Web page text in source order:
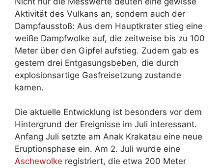
Aktivität des Vulkans an, sondern auch der
Dampfausstoß: Aus dem Hauptkrater stieg eine
weiße Dampfwolke auf, die zeitweise bis zu 100
Meter über den Gipfel aufstieg. Zudem gab es
gestern drei Entgasungsbeben, die durch
explosionsartige Gasfreisetzung zustande
kamen.
Die aktuelle Entwicklung ist besonders vor dem
Hintergrund der Ereignisse im Juli interessant.
Anfang Juli setzte am Anak Krakatau eine neue
Eruptionsphase ein. Am 2. Juli wurde eine
Aschewolke registriert, die etwa 200 Meter